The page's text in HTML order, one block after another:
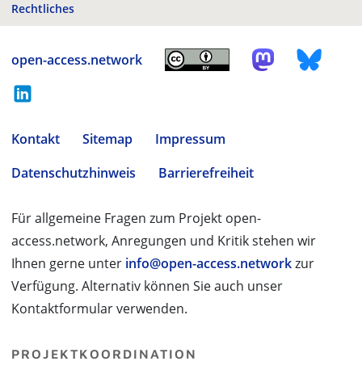
Rechtliches
open-access.network
Kontakt Sitemap
Impressum
Datenschutzhinweis
Barrierefreiheit
Für allgemeine Fragen zum Projekt open-
access.network, Anregungen und Kritik stehen wir
Ihnen gerne unter info@open-access.networkzur
Verfügung. Alternativ können Sie auch unser
Kontaktformular verwenden.
PROJEKTKOORDINATION